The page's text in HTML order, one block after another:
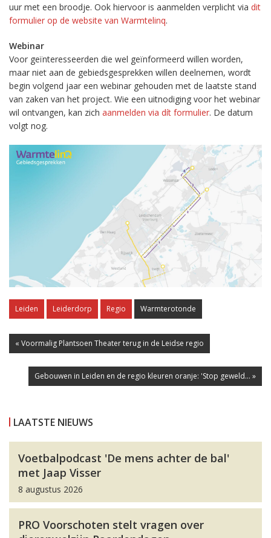
uur met een broodje. Ook hiervoor is aanmelden verplicht via dit
formulier op de website van Warmtelinq.
Webinar
Voor geïnteresseerden die wel geïnformeerd willen worden,
maar niet aan de gebiedsgesprekken willen deelnemen, wordt
begin volgend jaar een webinar gehouden met de laatste stand
van zaken van het project. Wie een uitnodiging voor het webinar
wil ontvangen, kan zich aanmelden via dít formulier. De datum
volgt nog.
Leiden Leiderdorp Regio Warmterotonde
« Voormalig Plantsoen Theater terug in de Leidse regio
Gebouwen in Leiden en de regio kleuren oranje: 'Stop geweld... »
LAATSTE NIEUWS
Voetbalpodcast 'De mens achter de bal'
met Jaap Visser
8 augustus 2026
PRO Voorschoten stelt vragen over